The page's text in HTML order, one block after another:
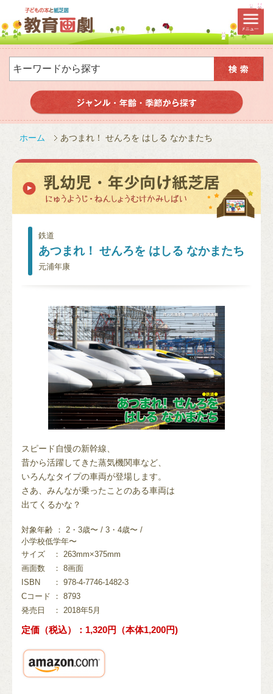
ホーム あつまれ！ せんろを はしる なかまたち
鉄道
あつまれ！ せんろを はしる なかまたち
元浦年康
スピード自慢の新幹線、
昔から活躍してきた蒸気機関車など、
いろんなタイプの車両が登場します。
さあ、みんなが乗ったことのある車両は
出てくるかな？
対象年齢 ： 2・3歳〜 / 3・4歳〜 /
小学校低学年〜
サイズ
： 263mm×375mm
画面数
： 8画面
ISBN
： 978-4-7746-1482-3
Cコード
： 8793
発売日
： 2018年5月
定価（税込）：1,320円（本体1,200円)